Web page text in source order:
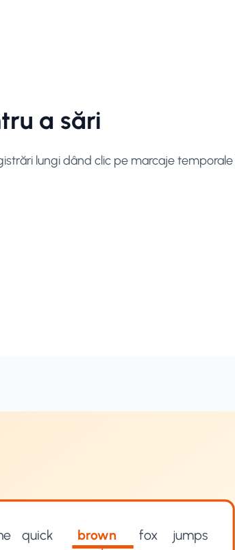
a sări
lungi dând clic pe marcaje temporale
quick brown fox jumps